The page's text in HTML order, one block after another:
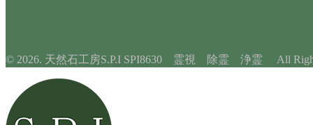
© 2026. 天然石工房S.P.I SPI8630 霊視 除霊 浄霊 All